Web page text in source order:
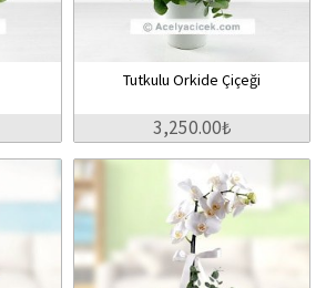
Tutkulu Orkide Çiçeği
3,250.00₺